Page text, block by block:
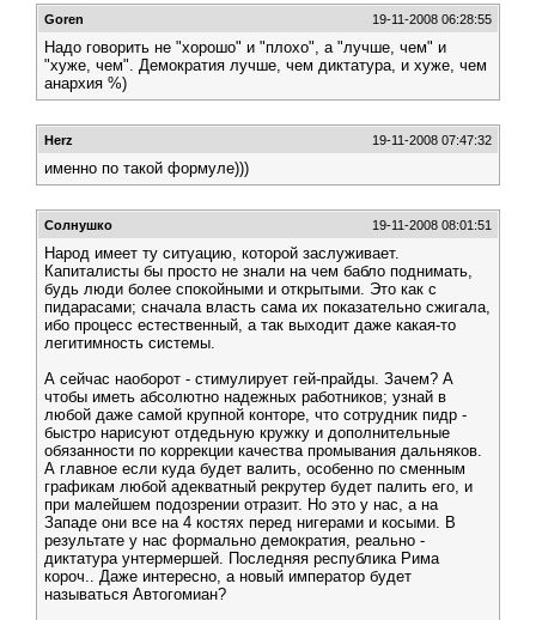
Goren 19-11-2008 06:28:55
Надо говорить не "хорошо" и "плохо", а "лучше, чем" и
"хуже, чем". Демократия лучше, чем диктатура, и хуже, чем
анархия %)
Herz 19-11-2008 07:47:32
именно по такой формуле)))
Солнушко 19-11-2008 08:01:51
Народ имеет ту ситуацию, которой заслуживает.
Капиталисты бы просто не знали на чем бабло поднимать,
будь люди более спокойными и открытыми. Это как с
пидарасами; сначала власть сама их показательно сжигала,
ибо процесс естественный, а так выходит даже какая-то
легитимность системы.
А сейчас наоборот - стимулирует гей-прайды. Зачем? А
чтобы иметь абсолютно надежных работников; узнай в
любой даже самой крупной конторе, что сотрудник пидр -
быстро нарисуют отдедьную кружку и дополнительные
обязанности по коррекции качества промывания дальняков.
А главное если куда будет валить, особенно по сменным
графикам любой адекватный рекрутер будет палить его, и
при малейшем подозрении отразит. Но это у нас, а на
Западе они все на 4 костях перед нигерами и косыми. В
результате у нас формально демократия, реально -
диктатура унтермершей. Последняя республика Рима
короч.. Даже интересно, а новый император будет
называться Автогомиан?